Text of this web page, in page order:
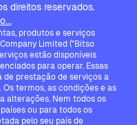
direitos reservados.
produtos e serviços
Limited ("Bitso
estão disponíveis
para operar. Essas
prestação de serviços a
termos, as condições e as
alterações. Nem todos os
ou para todos os
pelo seu país de